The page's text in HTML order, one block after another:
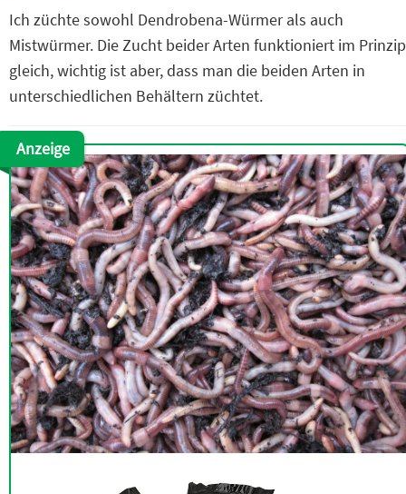
Ich züchte sowohl Dendrobena-Würmer als auch
Mistwürmer. Die Zucht beider Arten funktioniert im Prinzip
gleich, wichtig ist aber, dass man die beiden Arten in
unterschiedlichen Behältern züchtet.
Anzeige